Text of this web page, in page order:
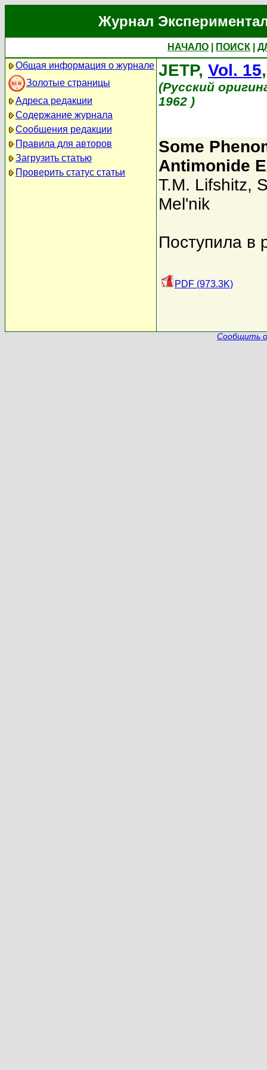
Журнал
НАЧАЛО ПОИСК
Общая информация о журнале
Золотые страницы
Адреса редакции
Содержание журнала
Сообщения редакции
Правила для авторов
Загрузить статью
Проверить статус статьи
JETP, Vol. 15
(Русский
1962 )
Some
Antimonide
T.M. Lifshitz,
Mel'nik
Поступила в
PDF (973.3K)
Сообщить о